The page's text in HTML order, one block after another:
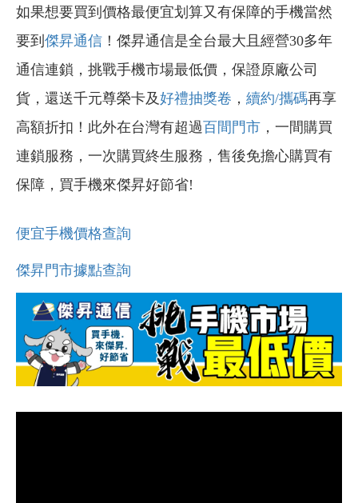
如果想要買到價格最便宜划算又有保障的手機當然
要到 傑昇通信 ！傑昇通信是全台最大且經營30多年
通信連鎖，挑戰手機市場最低價，保證原廠公司
貨，還送千元尊榮卡及好禮抽獎卷 ， 續約/攜碼再享
高額折扣！此外在台灣有超過百間門市 ，一間購買
連鎖服務，一次購買終生服務，售後免擔心購買有
保障，買手機來傑昇好節省!
便宜手機價格查詢
傑昇門市據點查詢